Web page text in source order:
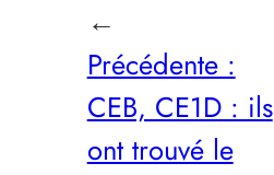
←
Précédente :
CEB, CE1D : ils
ont trouvé le